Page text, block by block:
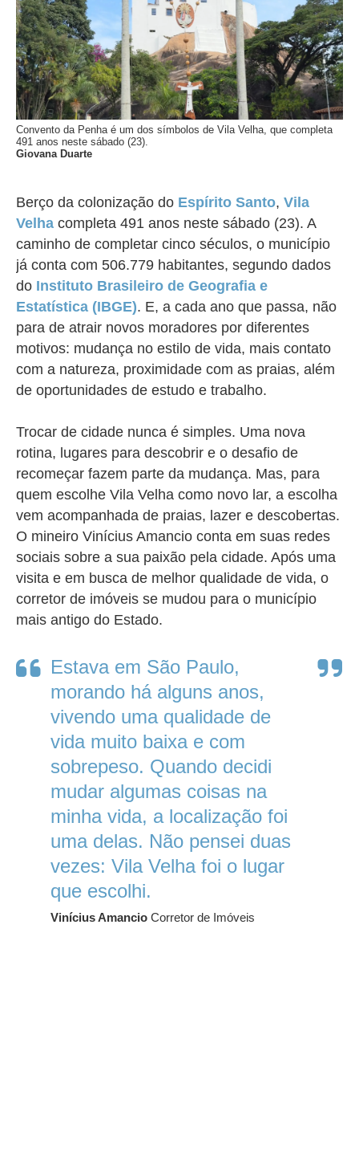
Convento da Penha é um dos símbolos de Vila Velha, que completa
491 anos neste sábado (23).
Giovana Duarte
Berço da colonização do Espírito Santo, Vila
Velha completa 491 anos neste sábado (23). A
caminho de completar cinco séculos, o município
já conta com 506.779 habitantes, segundo dados
do Instituto Brasileiro de Geografia e
Estatística (IBGE). E, a cada ano que passa, não
para de atrair novos moradores por diferentes
motivos: mudança no estilo de vida, mais contato
com a natureza, proximidade com as praias, além
de oportunidades de estudo e trabalho.
Trocar de cidade nunca é simples. Uma nova
rotina, lugares para descobrir e o desafio de
recomeçar fazem parte da mudança. Mas, para
quem escolhe Vila Velha como novo lar, a escolha
vem acompanhada de praias, lazer e descobertas.
O mineiro Vinícius Amancio conta em suas redes
sociais sobre a sua paixão pela cidade. Após uma
visita e em busca de melhor qualidade de vida, o
corretor de imóveis se mudou para o município
mais antigo do Estado.
Estava em São Paulo,
morando há alguns anos,
vivendo uma qualidade de
vida muito baixa e com
sobrepeso. Quando decidi
mudar algumas coisas na
minha vida, a localização foi
uma delas. Não pensei duas
vezes: Vila Velha foi o lugar
que escolhi.
Vinícius Amancio Corretor de Imóveis